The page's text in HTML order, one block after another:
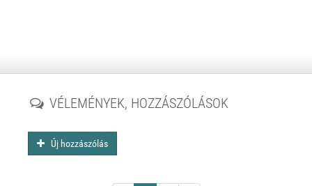
VÉLEMÉNYEK, HOZZÁSZÓLÁSOK
Új hozzászólás